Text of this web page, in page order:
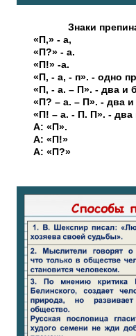
Знаки
«П,» - а,
«П?» - а.
«П!» -а.
«П, - а, - п». - одно
«П, - а. – П». - два и
«П? – а. – П». - два
«П! – а. - П. П». -
А: «П».
А: «П!»
А: «П?»